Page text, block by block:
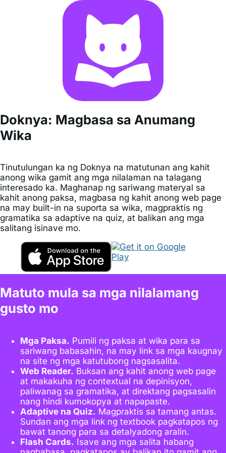
Doknya: Magbasa sa Anumang
Wika
Tinutulungan ka ng Doknya na matutunan ang kahit
anong wika gamit ang mga nilalaman na talagang
interesado ka. Maghanap ng sariwang materyal sa
kahit anong paksa, magbasa ng kahit anong web page
na may built-in na suporta sa wika, magpraktis ng
gramatika sa adaptive na quiz, at balikan ang mga
salitang isinave mo.
Matuto mula sa mga nilalamang
gusto mo
Mga Paksa. Pumili ng paksa at wika para sa
sariwang babasahin, na may link sa mga kaugnay
na site ng mga katutubong nagsasalita.
Web Reader. Buksan ang kahit anong web page
at makakuha ng contextual na depinisyon,
paliwanag sa gramatika, at direktang pagsasalin
nang hindi kumokopya at napapaste.
Adaptive na Quiz. Magpraktis sa tamang antas.
Sundan ang mga link ng textbook pagkatapos ng
bawat tanong para sa detalyadong aralin.
Flash Cards. Isave ang mga salita habang